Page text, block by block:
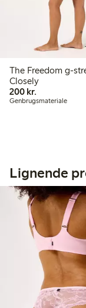
The Freedom g-
Closely
200 kr.
Genbrugsmateriale
Lignende